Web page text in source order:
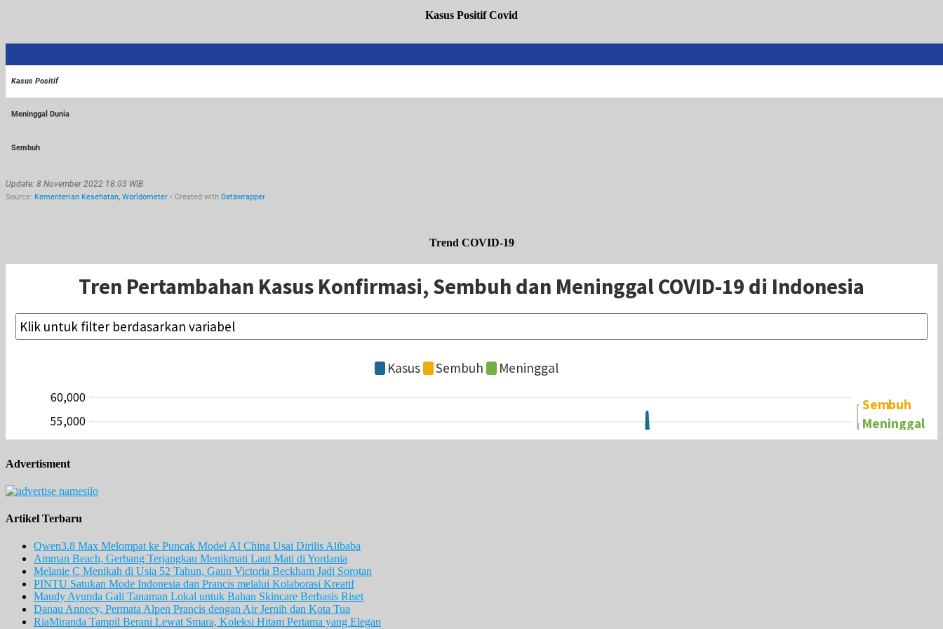
Kasus Positif Covid
Trend COVID-19
Advertisment
Artikel Terbaru
Qwen3.8 Max Melompat ke Puncak Model AI China Usai Dirilis Alibaba
Amman Beach, Gerbang Terjangkau Menikmati Laut Mati di Yordania
Melanie C Menikah di Usia 52 Tahun, Gaun Victoria Beckham Jadi Sorotan
PINTU Satukan Mode Indonesia dan Prancis melalui Kolaborasi Kreatif
Maudy Ayunda Gali Tanaman Lokal untuk Bahan Skincare Berbasis Riset
Danau Annecy, Permata Alpen Prancis dengan Air Jernih dan Kota Tua
RiaMiranda Tampil Berani Lewat Smara, Koleksi Hitam Pertama yang Elegan